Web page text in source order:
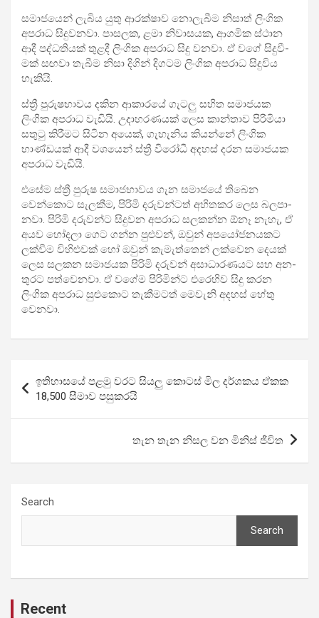
සමා­ජ­යෙන් ලැබිය යුතු ආර­ක්ෂාව නොලැ­බීම නිසාත් ලිංගික
අප­රාධ සිදු­ව­නවා. පාස­ලක, ළමා නිවා­ස­යක, ආග­මික ස්ථාන
ආදී පද්ධ­ති­යක් තුළදී ලිංගික අප­රාධ සිදු වනවා. ඒ වගේ සිදු­වී­
මක් සඟවා තැබීම නිසා දිගින් දිග­ටම ලිංගික අප­රාධ සිදු­විය
හැකියි.
ස්ත්‍රී පුරු­ෂ­භා­වය දකින ආකා­රයේ ගැටලු සහිත සමා­ජ­යක
ලිංගික අප­රාධ වැඩියි. උදා­හ­ර­ණ­යක් ලෙස කාන්තාව පිරි­මියා
සතුටු කිරී­මට සිටින අයෙක්, ගැහැ­නිය කියන්නේ ලිංගික
භාණ්ඩ­යක් ආදී වශ­යෙන් ස්ත්‍රී විරෝධී අද­හස් දරන සමා­ජ­යක
අප­රාධ වැඩියි.
එසේම ස්ත්‍රී පුරුෂ සමා­ජ­භා­වය ගැන සමා­ජයේ තිබෙන
වෙන්කොට සැල­කීම, පිරිමි දරු­ව­න්ටත් අහි­ත­කර ලෙස බල­පා­
නවා. පිරිමි දරු­වන්ට සිදු­වන අප­රාධ සල­කන්න ඕනෑ නැහැ, ඒ
අයව හෝදලා ගෙට ගන්න පුළු­වන්, ඔවුන් අප­යෝ­ජ­න­ය­කට
ලක්වීම විහි­ළු­වක් හෝ ඔවුන් කැමැ­ත්තෙන් ලක්වෙන දෙයක්
ලෙස සල­කන සමා­ජ­යක පිරිමි දරු­වන් අසා­ධා­ර­ණ­යට සහ අන­
තු­රට පත්වෙ­නවා. ඒ වගේම පිරි­මින්ට එරෙ­හිව සිදු කරන
ලිංගික අප­රාධ සුළු­කොට තැකී­ම­ටත් මෙවැනි අද­හස් හේතු
වෙනවා.
navigation
ඉතිහාසයේ පළමු වරට සියලු කොටස් මිල දර්ශකය ඒකක
18,500 සීමාව පසුකරයි
තැන තැන නිසල වන මිනිස් ජීවිත
Search
Search
Recent